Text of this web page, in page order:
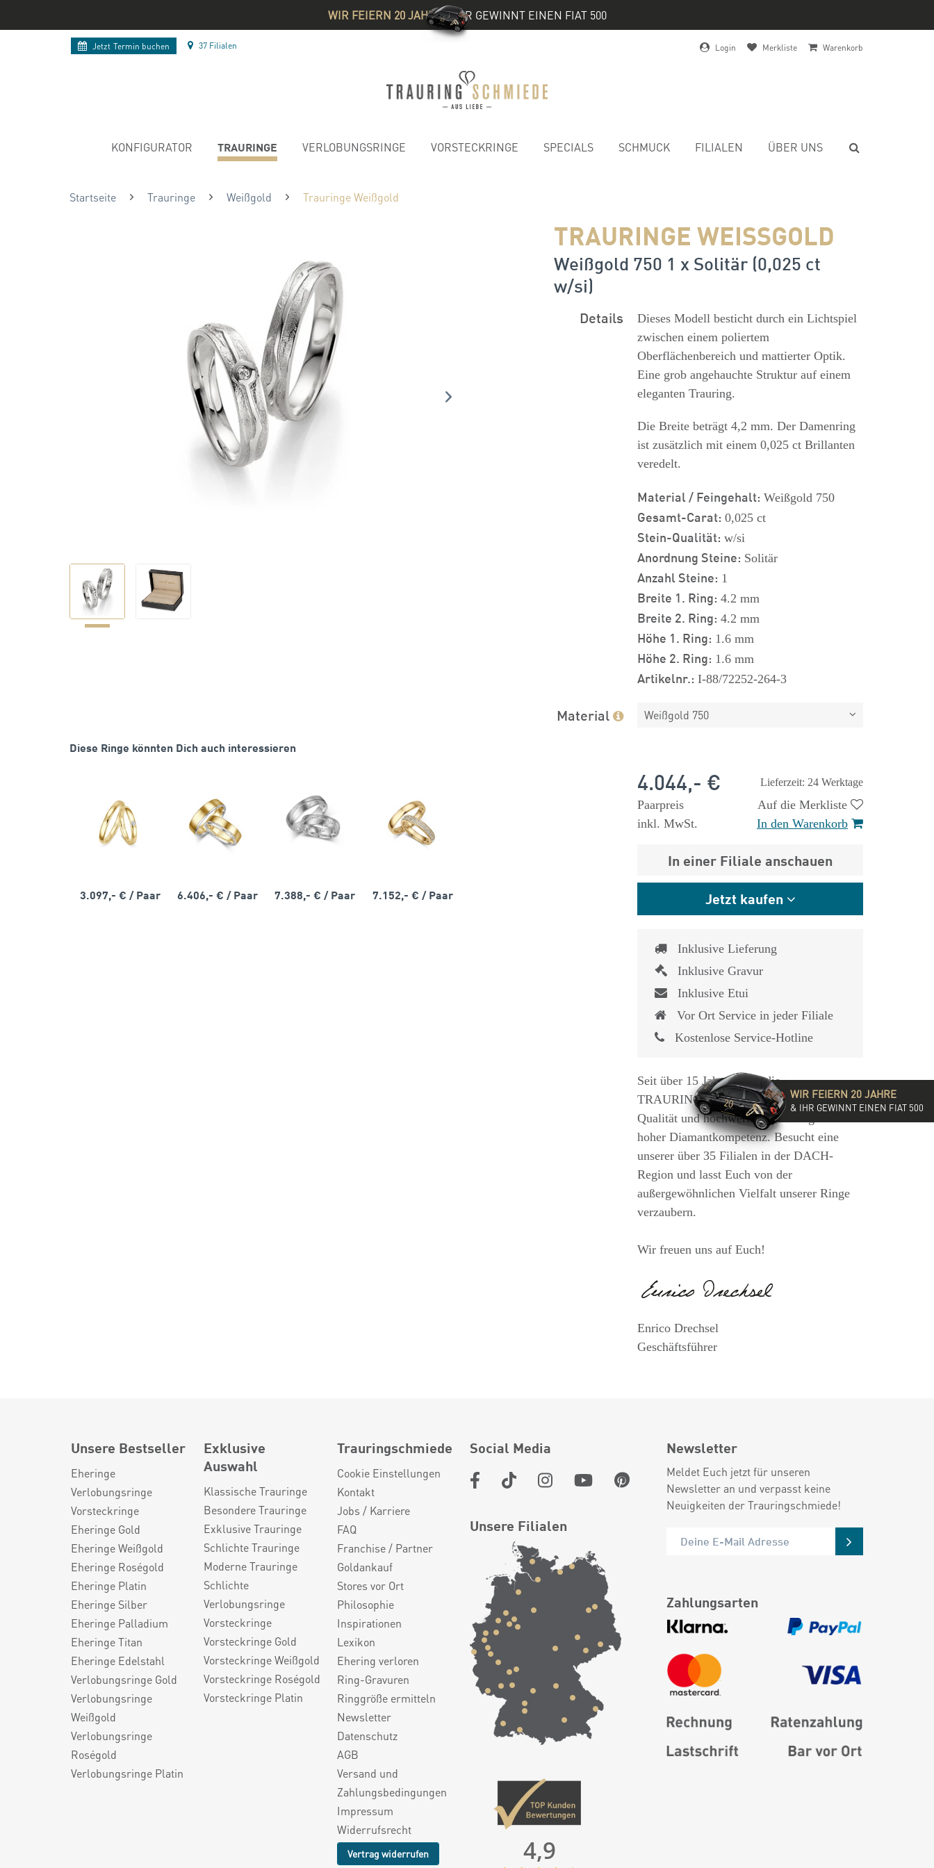
WIR FEIERN 20 JAHRE& IHR GEWINNT EINEN FIAT 500
Jetzt Termin buchen 37 Filialen Login Merkliste Warenkorb
KONFIGURATOR TRAURINGE VERLOBUNGSRINGE VORSTECKRINGE SPECIALS SCHMUCK FILIALEN ÜBER UNS
Startseite Trauringe Weißgold Trauringe Weißgold
TRAURINGE WEISSGOLD
Weißgold 750 1 x Solitär (0,025 ct
w/si)
Diese Ringe könnten Dich auch interessieren
3.097,- € / Paar 6.406,- €/ Paar 7.388,- €/ Paar 7.152,- € / Paar
Details
Dieses Modell besticht durch ein Lichtspiel
zwischen einem poliertem
Oberflächenbereich und mattierter Optik.
Eine grob angehauchte Struktur auf einem
eleganten Trauring.
Die Breite beträgt 4,2 mm. Der Damenring
ist zusätzlich mit einem 0,025 ct Brillanten
veredelt.
Material / Feingehalt: Weißgold 750
Gesamt-Carat: 0,025 ct
Stein-Qualität: w/si
Anordnung Steine: Solitär
Anzahl Steine: 1
Breite 1. Ring: 4.2 mm
Breite 2. Ring: 4.2 mm
Höhe 1. Ring: 1.6 mm
Höhe 2. Ring: 1.6 mm
Artikelnr.: I-88/72252-264-3
Material Weißgold 750
Lieferzeit: 24 Werktage
4.044,- €
Paarpreis
inkl. MwSt.
Auf die Merkliste
In den Warenkorb
In einer Filiale anschauen
Jetzt kaufen
Inklusive Lieferung
Inklusive Gravur
Inklusive Etui
Vor Ort Service in jeder Filiale
Kostenlose Service-Hotline
Seit über 15 Jahren steht die
TRAURINGSCHMIEDE für exzellente
Qualität und hochwertige Beratung mit
hoher Diamantkompetenz. Besucht eine
unserer über 35 Filialen in der DACH-
Region und lasst Euch von der
außergewöhnlichen Vielfalt unserer Ringe
verzaubern.
Wir freuen uns auf Euch!
Enrico Drechsel
Geschäftsführer
Unsere Bestseller
Eheringe
Verlobungsringe
Vorsteckringe
Eheringe Gold
Eheringe Weißgold
Eheringe Roségold
Eheringe Platin
Eheringe Silber
Eheringe Palladium
Eheringe Titan
Eheringe Edelstahl
Verlobungsringe Gold
Verlobungsringe
Weißgold
Verlobungsringe
Roségold
Verlobungsringe Platin
Exklusive
Auswahl
Klassische Trauringe
Besondere Trauringe
Exklusive Trauringe
Schlichte Trauringe
Moderne Trauringe
Schlichte
Verlobungsringe
Vorsteckringe
Vorsteckringe Gold
Vorsteckringe Weißgold
Vorsteckringe Roségold
Vorsteckringe Platin
Trauringschmiede
Cookie Einstellungen
Kontakt
Jobs / Karriere
FAQ
Franchise / Partner
Goldankauf
Stores vor Ort
Philosophie
Inspirationen
Lexikon
Ehering verloren
Ring-Gravuren
Ringgröße ermitteln
Newsletter
Datenschutz
AGB
Versand und
Zahlungsbedingungen
Impressum
Widerrufsrecht
Vertrag widerrufen
Social Media
Unsere Filialen
4,9
Newsletter
Meldet Euch jetzt für unseren
Newsletter an und verpasst keine
Neuigkeiten der Trauringschmiede!
Zahlungsarten
WIR FEIERN 20 JAHRE
& IHR GEWINNT EINEN FIAT 500